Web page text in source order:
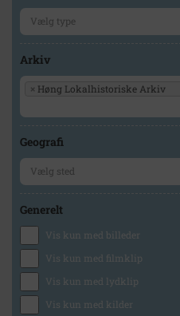
Arkiv
× Høng Lokalhistoriske Arkiv
Geografi
Generelt
Vis kun med billeder
Vis kun med filmklip
Vis kun med lydklip
Vis kun med kilder